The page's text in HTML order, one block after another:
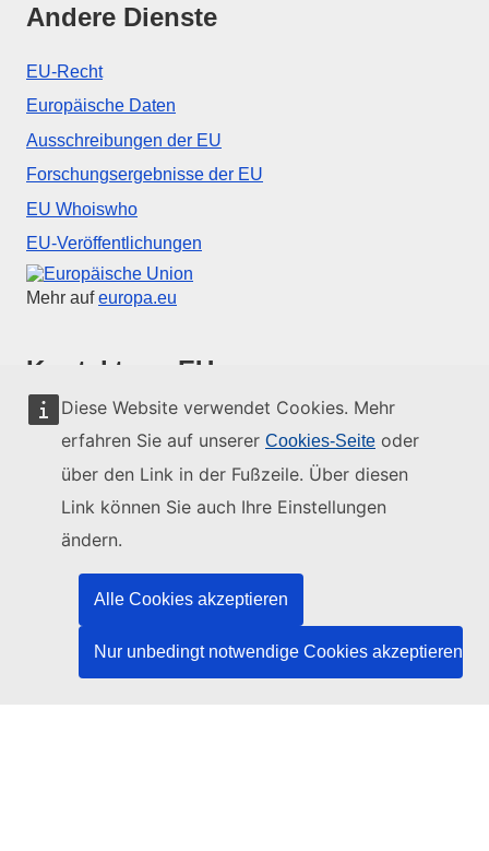
Diese Website verwendet Cookies. Mehr
erfahren Sie auf unserer Cookies-Seite oder
über den Link in der Fußzeile. Über diesen
Link können Sie auch Ihre Einstellungen
ändern.
Alle Cookies akzeptieren
Nur unbedingt notwendige Cookies akzeptieren
Andere Dienste
EU-Recht
Europäische Daten
Ausschreibungen der EU
Forschungsergebnisse der EU
EU Whoiswho
EU-Veröffentlichungen
Europäische Union
Mehr aufeuropa.eu
Kontakt zur EU
Rufen Sie uns an: 00 800 6 7 8 9 10 11
Soziale Medien
Social-Media-Kanäle der EU